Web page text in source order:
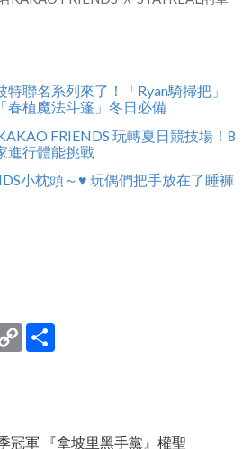
特聯名系列來了！「Ryan騎掃把」
春植魔法斗篷」冬日必備
FRIENDS 玩轉夏日競技場！8
進行體能挑戰
小枕頭～♥ 玩偶們把手放在了睡褲
Copy
Link
冠軍 『拿坡里黑手黨』權聖